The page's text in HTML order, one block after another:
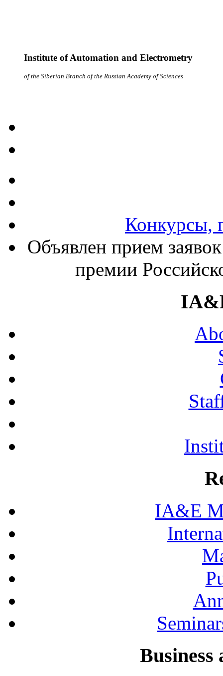
Institute of Automation and Electrometry
of the Siberian Branch of the Russian Academy of Sciences
Конкурсы,
Объявлен прием
премии
IA&E